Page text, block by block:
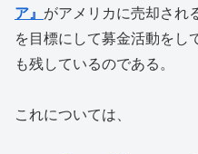
ア』 がアメリカに売却され
を目標にして募金活動をし
も残しているのである。
これについては、